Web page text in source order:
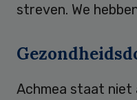
streven. We
Achmea staat niet